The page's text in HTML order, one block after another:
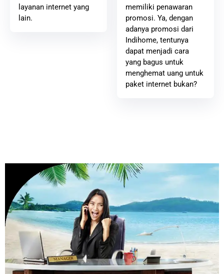
layanan internet yang
lain.
memiliki penawaran
promosi. Ya, dengan
adanya promosi dari
Indihome, tentunya
dapat menjadi cara
yang bagus untuk
menghemat uang untuk
paket internet bukan?